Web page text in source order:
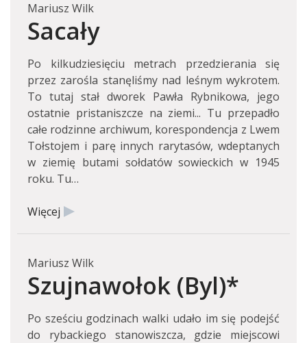
Mariusz Wilk
Sacały
Po kilkudziesięciu metrach przedzierania się
przez zarośla stanęliśmy nad leśnym wykrotem.
To tutaj stał dworek Pawła Rybnikowa, jego
ostatnie pristaniszcze na ziemi... Tu przepadło
całe rodzinne archiwum, korespondencja z Lwem
Tołstojem i parę innych rarytasów, wdeptanych
w ziemię butami sołdatów sowieckich w 1945
roku. Tu…
Więcej
Mariusz Wilk
Szujnawołok (Byl)*
Po sześciu godzinach walki udało im się podejść
do rybackiego stanowiszcza, gdzie miejscowi